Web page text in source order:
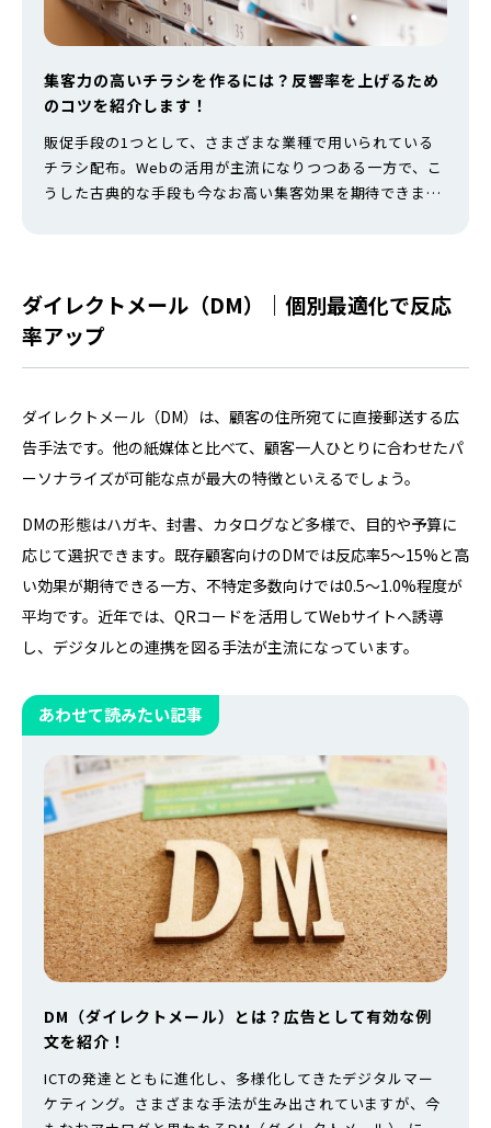
集客力の高いチラシを作るには？反響率を上げるため
のコツを紹介します！
販促手段の1つとして、さまざまな業種で用いられている
チラシ配布。Webの活用が主流になりつつある一方で、こ
うした古典的な手段も今なお高い集客効果を期待できま
には、具体的にどのような工夫を講じる必要があるのでし
ょうか。本記事では、集客効果の高い…
ダイレクトメール（DM）｜個別最適化で反応
率アップ
ダイレクトメール（DM）は、顧客の住所宛てに直接郵送する広
告手法です。他の紙媒体と比べて、顧客一人ひとりに合わせたパ
ーソナライズが可能な点が最大の特徴といえるでしょう。
DMの形態はハガキ、封書、カタログなど多様で、目的や予算に
応じて選択できます。既存顧客向けのDMでは反応率5〜15%と高
い効果が期待できる一方、不特定多数向けでは0.5〜1.0%程度が
平均です。近年では、QRコードを活用してWebサイトへ誘導
し、デジタルとの連携を図る手法が主流になっています。
あわせて読みたい記事
DM（ダイレクトメール）とは？広告として有効な例
文を紹介！
ICTの発達とともに進化し、多様化してきたデジタルマー
ケティング。さまざまな手法が生み出されていますが、今